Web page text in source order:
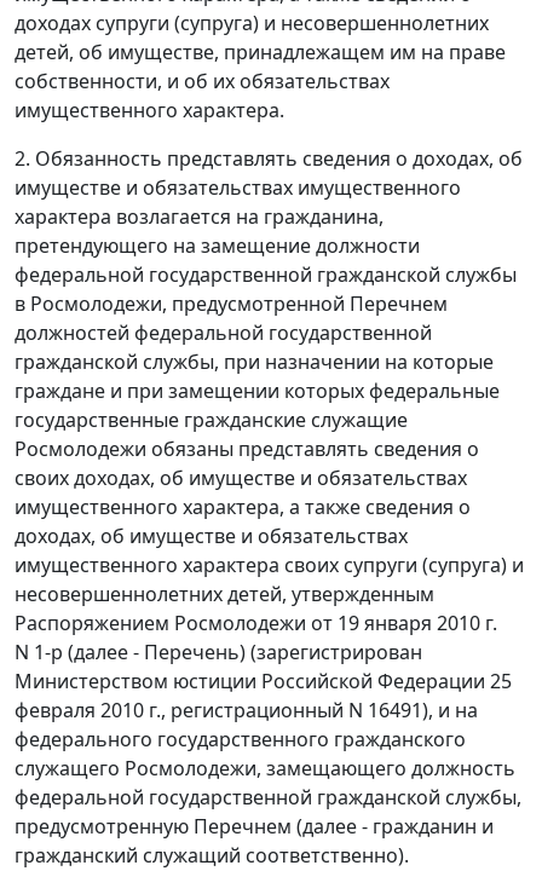
доходах супруги (супруга) и несовершеннолетних
детей, об имуществе, принадлежащем им на праве
собственности, и об их обязательствах
имущественного характера.
2. Обязанность представлять сведения о доходах, об
имуществе и обязательствах имущественного
характера возлагается на гражданина,
претендующего на замещение должности
федеральной государственной гражданской службы
в Росмолодежи, предусмотренной Перечнем
должностей федеральной государственной
гражданской службы, при назначении на которые
граждане и при замещении которых федеральные
государственные гражданские служащие
Росмолодежи обязаны представлять сведения о
своих доходах, об имуществе и обязательствах
имущественного характера, а также сведения о
доходах, об имуществе и обязательствах
имущественного характера своих супруги (супруга) и
несовершеннолетних детей, утвержденным
Распоряжением Росмолодежи от 19 января 2010 г.
N 1-р (далее - Перечень) (зарегистрирован
Министерством юстиции Российской Федерации 25
февраля 2010 г., регистрационный N 16491), и на
федерального государственного гражданского
служащего Росмолодежи, замещающего должность
федеральной государственной гражданской службы,
предусмотренную Перечнем (далее - гражданин и
гражданский служащий соответственно).